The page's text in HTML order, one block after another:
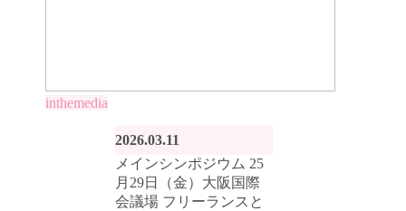
inthemedia
メインシンポジウム 25
月29日（金）大阪国際
会議場 フリーランスと
2026.03.11